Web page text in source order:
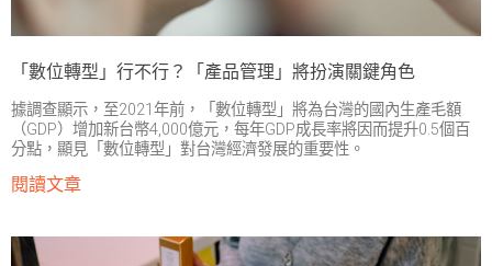
「數位轉型」行不行？「產品管理」將扮演關鍵角色
據調查顯示，至2021年前，「數位轉型」將為台灣的國內生產毛額
（GDP）增加新台幣4,000億元，每年GDP成長率將因而提升0.5個百
分點，顯見「數位轉型」對台灣經濟發展的重要性。
閱讀文章